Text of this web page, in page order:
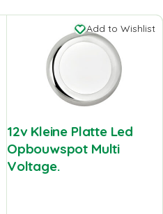
Add to Wishlist
12v Kleine Platte Led
Opbouwspot Multi
Voltage.